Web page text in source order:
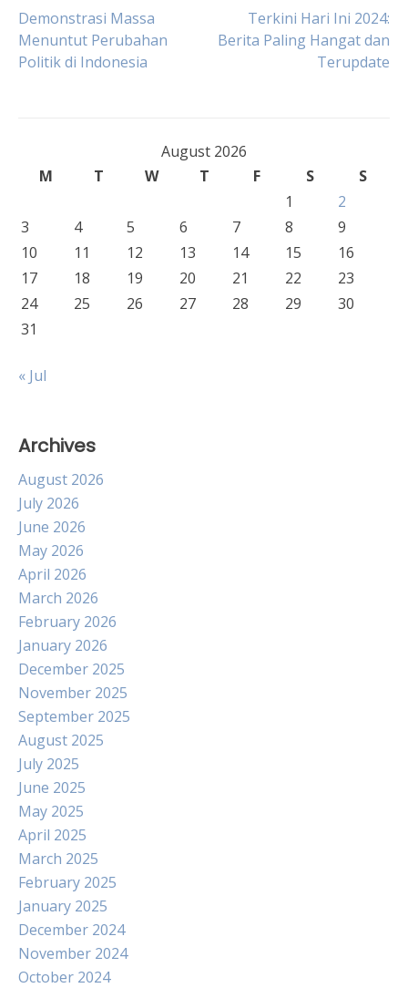
Post
navigation
Demonstrasi Massa
Menuntut Perubahan
Politik di Indonesia
Terkini Hari Ini 2024:
Berita Paling Hangat dan
Terupdate
August 2026
M
T W T F S
S
1
2
3
4 5 6 7 8
9
10
11 12 13 14 15
16
17
18 19 20 21 22
23
24
25 26 27 28 29
30
31
« Jul
Archives
August 2026
July 2026
June 2026
May 2026
April 2026
March 2026
February 2026
January 2026
December 2025
November 2025
September 2025
August 2025
July 2025
June 2025
May 2025
April 2025
March 2025
February 2025
January 2025
December 2024
November 2024
October 2024